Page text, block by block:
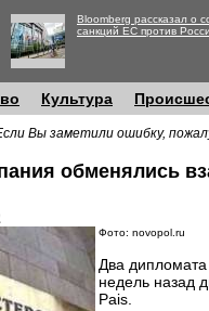
Bloomberg рассказал о
санкций ЕС против
Культура
Вы заметили ошибку,
обменялись
Фото: novopol.ru
Два
недель назад
Pais.